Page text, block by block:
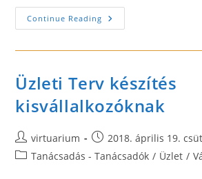
Continue Reading Vegyen
Igénybe
Üzleti Terv készítés
kisvállalkozóknak
Post
author:
virtuarium
Post
published:
2018. április 19.
PostTanácsadás - Tanácsadók / Üzlet /